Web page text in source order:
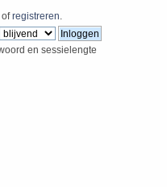
ofregistreren.
en sessielengte